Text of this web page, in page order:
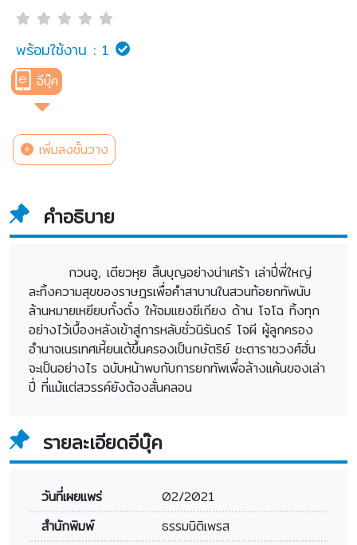
พร้อมใช้งาน : 1
อีบุ๊ค
เพิ่มลงชั้นวาง
คำอธิบาย
กวนอู, เตียวหุย สิ้นบุญอย่างน่าเศร้า เล่าปี่พี่ใหญ่
ละทิ้งความสุขของราษฎรเพื่อคำสาบานในสวนท้อยกทัพนับ
ล้านหมายเหยียบกั๋งตั๋ง ให้จมแยงซีเกียง ด้าน โจโฉ ทิ้งทุก
อย่างไว้เบื้องหลังเข้าสู่การหลับชั่วนิรันดร์ โจผี ผู้ลูกครอง
อำนาจเนรเทศเหี้ยนเต้ขึ้นครองเป็นกษัตริย์ ชะตาราชวงศ์ฮั่น
จะเป็นอย่างไร ฉบับหน้าพบกับการยกทัพเพื่อล้างแค้นของเล่า
ปี่ ที่แม้แต่สวรรค์ยังต้องสั่นคลอน
รายละเอียดอีบุ๊ค
วันที่เผยแพร่
02/2021
สำนักพิมพ์
ธรรมนิติเพรส